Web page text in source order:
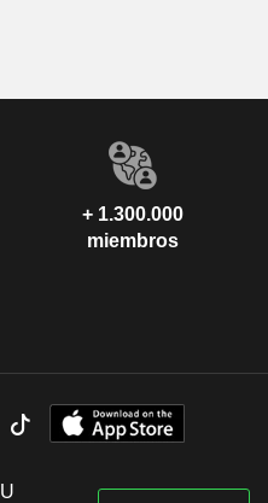
+ 1.300.000
miembros